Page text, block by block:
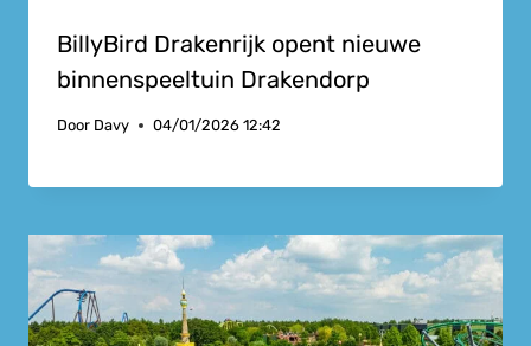
BillyBird Drakenrijk opent nieuwe
binnenspeeltuin Drakendorp
Door Davy 04/01/2026 12:42